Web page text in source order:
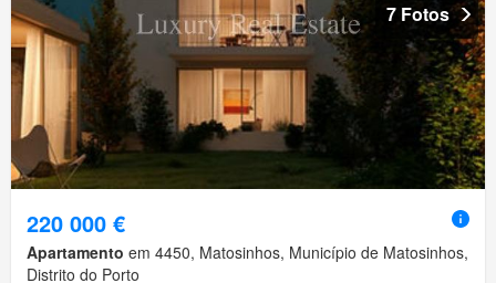
7 Fotos
220 000 €
Apartamento em 4450, Matosinhos, Município de Matosinhos,
Distrito do Porto